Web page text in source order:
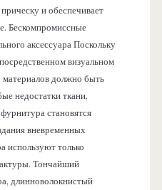
и обеспечивает
Бескомпромиссные
аксессуара Поскольку
визуальном
материалов должно быть
недостатки ткани,
становятся
вневременных
используют только
Тончайший
длинноволокнистый